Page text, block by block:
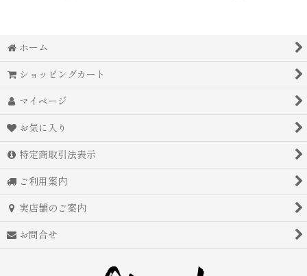
ホーム
ショッピングカート
マイページ
お気に入り
特定商取引法表示
ご利用案内
実店舗のご案内
お問合せ